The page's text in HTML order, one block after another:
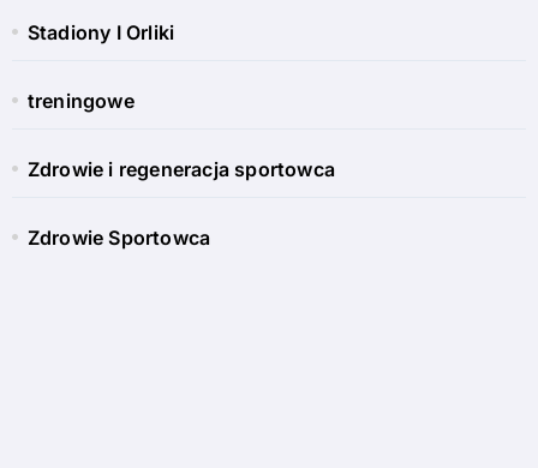
Stadiony I Orliki
treningowe
Zdrowie i regeneracja sportowca
Zdrowie Sportowca